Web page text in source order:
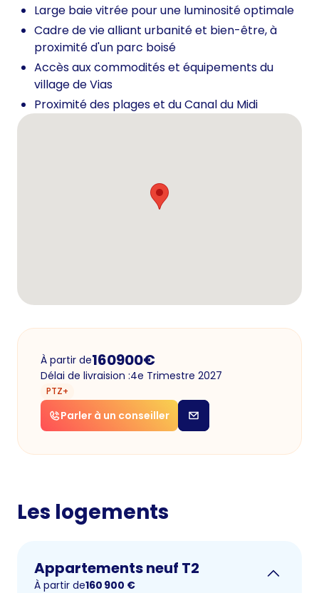
Large baie vitrée pour une luminosité optimale
Cadre de vie alliant urbanité et bien-être, à
proximité d'un parc boisé
Accès aux commodités et équipements du
village de Vias
Proximité des plages et du Canal du Midi
À partir de160900€
Délai de livraision :4e Trimestre 2027
PTZ+
Parler à un conseiller
Les logements
Appartements neuf T2
À partir de160 900 €